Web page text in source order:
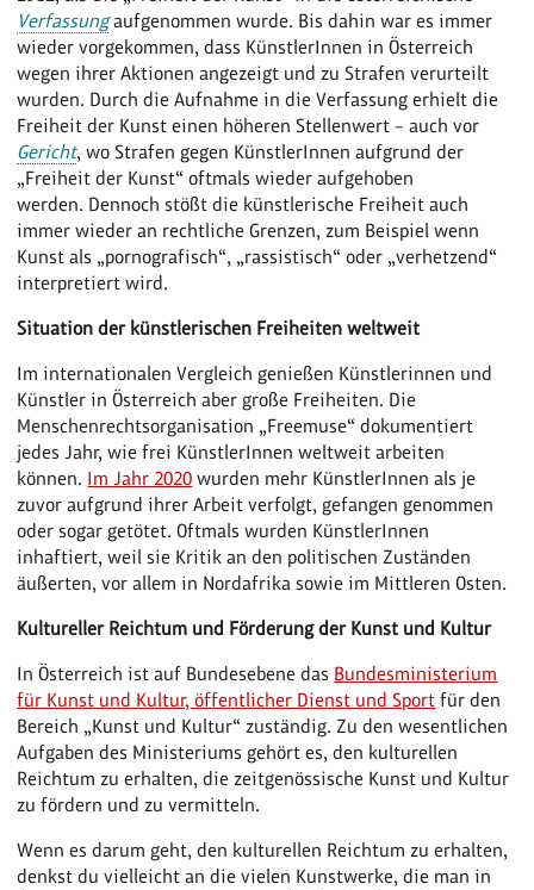
Verfassungaufgenommen wurde. Bis dahin war es immer
wieder vorgekommen, dass KünstlerInnen in Österreich
wegen ihrer Aktionen angezeigt und zu Strafen verurteilt
wurden. Durch die Aufnahme in die Verfassung erhielt die
Freiheit der Kunst einen höheren Stellenwert – auch vor
Gericht, wo Strafen gegen KünstlerInnen aufgrund der
„Freiheit der Kunst“ oftmals wieder aufgehoben
werden. Dennoch stößt die künstlerische Freiheit auch
immer wieder an rechtliche Grenzen, zum Beispiel wenn
Kunst als „pornografisch“, „rassistisch“ oder „verhetzend“
interpretiert wird.
Situation der künstlerischen Freiheiten weltweit
Im internationalen Vergleich genießen Künstlerinnen und
Künstler in Österreich aber große Freiheiten. Die
Menschenrechtsorganisation „Freemuse“ dokumentiert
jedes Jahr, wie frei KünstlerInnen weltweit arbeiten
können. Im Jahr 2020 wurden mehr KünstlerInnen als je
zuvor aufgrund ihrer Arbeit verfolgt, gefangen genommen
oder sogar getötet. Oftmals wurden KünstlerInnen
inhaftiert, weil sie Kritik an den politischen Zuständen
äußerten, vor allem in Nordafrika sowie im Mittleren Osten.
Kultureller Reichtum und Förderung der Kunst und Kultur
In Österreich ist auf Bundesebene das Bundesministerium
für Kunst und Kultur, öffentlicher Dienst und Sport für den
Bereich „Kunst und Kultur“ zuständig. Zu den wesentlichen
Aufgaben des Ministeriums gehört es, den kulturellen
Reichtum zu erhalten, die zeitgenössische Kunst und Kultur
zu fördern und zu vermitteln.
Wenn es darum geht, den kulturellen Reichtum zu erhalten,
denkst du vielleicht an die vielen Kunstwerke, die man in